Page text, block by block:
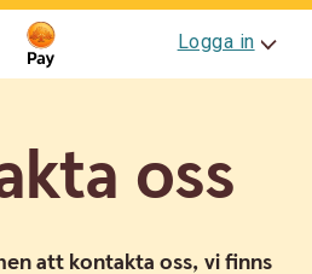
Logga in
oss
att kontakta oss, vi finns